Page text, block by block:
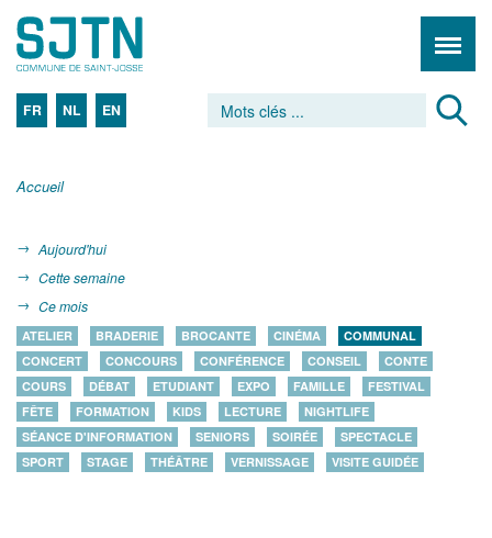
FR NL EN
Accueil
Aujourd'hui
Cette semaine
Ce mois
ATELIER BRADERIE BROCANTE CINÉMA
COMMUNAL
CONCERT
CONCOURS CONFÉRENCE CONSEIL
CONTE
COURS
DÉBAT ETUDIANT EXPO FAMILLE
FESTIVAL
FÊTE
FORMATION KIDS LECTURE
NIGHTLIFE
SÉANCE D'INFORMATION
SENIORS SOIRÉE
SPECTACLE
SPORT
STAGE THÉÂTRE VERNISSAGE VISITE GUIDÉE